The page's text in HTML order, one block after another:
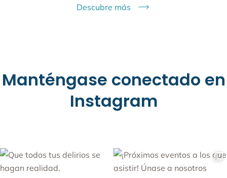
Descubre más
Manténgase conectado en
Instagram